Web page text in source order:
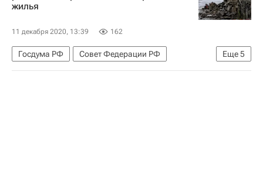
Законодательство
жилья
11 декабря 2020, 13:39 162
Еще5
Госдума РФ
Совет Федерации РФ
Фонд ЖКХ
Жилье
Аварийные дома